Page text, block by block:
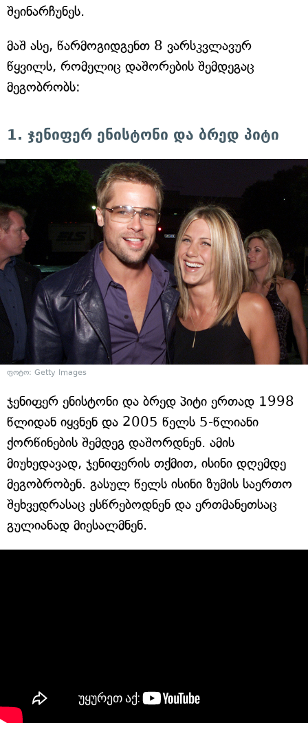
შეინარჩუნეს.
მაშ ასე, წარმოგიდგენთ 8 ვარსკვლავურ
წყვილს, რომელიც დაშორების შემდეგაც
მეგობრობს:
1. ჯენიფერ ენისტონი და ბრედ პიტი
ფოტო: Getty Images
ჯენიფერ ენისტონი და ბრედ პიტი ერთად 1998
წლიდან იყვნენ და 2005 წელს 5-წლიანი
ქორწინების შემდეგ დაშორდნენ. ამის
მიუხედავად, ჯენიფერის თქმით, ისინი დღემდე
მეგობრობენ. გასულ წელს ისინი ზუმის საერთო
შეხვედრასაც ესწრებოდნენ და ერთმანეთსაც
გულიანად მიესალმნენ.